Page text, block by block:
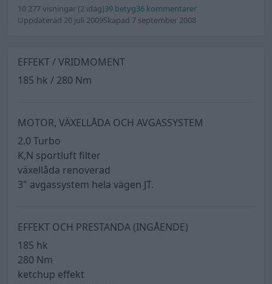
10 277 visningar (2 idag)39 betyg36 kommentarer
Uppdaterad 20 juli 2009Skapad 7 september 2008
EFFEKT / VRIDMOMENT
185 hk / 280 Nm
MOTOR, VÄXELLÅDA OCH AVGASSYSTEM
2.0 Turbo
K,N sportluft filter
växellåda renoverad
3" avgassystem hela vägen JT.
EFFEKT OCH PRESTANDA (INGÅENDE)
185 hk
280 Nm
ketchup effekt